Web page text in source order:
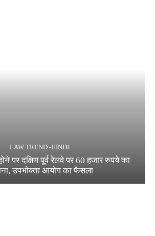
LAW TREND -HINDI
पर दक्षिण पूर्व रेलवे पर 60 हजार रुपये का
उपभोक्ता आयोग का फैसला